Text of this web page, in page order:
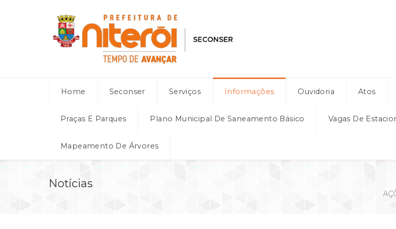
Home Seconser Serviços Informações Ouvidoria Atos
Praças E Parques Plano Municipal De Saneamento Básico Vagas De
Mapeamento De Árvores
Notícias